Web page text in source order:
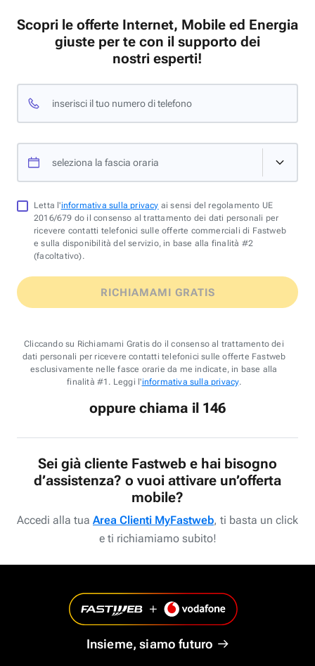
Scopri le offerte Internet, Mobile ed Energia
giuste per te con il supporto dei
nostri esperti!
inserisci il tuo numero di telefono
seleziona la fascia oraria
Letta l'informativa sulla privacy ai sensi del regolamento UE
2016/679 do il consenso al trattamento dei dati personali per
ricevere contatti telefonici sulle offerte commerciali di Fastweb
e sulla disponibilità del servizio, in base alla finalità #2
(facoltativo).
RICHIAMAMI GRATIS
Cliccando su Richiamami Gratis do il consenso al trattamento dei
dati personali per ricevere contatti telefonici sulle offerte Fastweb
esclusivamente nelle fasce orarie da me indicate, in base alla
finalità #1. Leggi l'informativa sulla privacy.
oppure chiama il 146
Sei già cliente Fastweb e hai bisogno
d’assistenza? o vuoi attivare un’offerta
mobile?
Accedi alla tua Area Clienti MyFastweb, ti basta un click
e ti richiamiamo subito!
Insieme, siamo futuro